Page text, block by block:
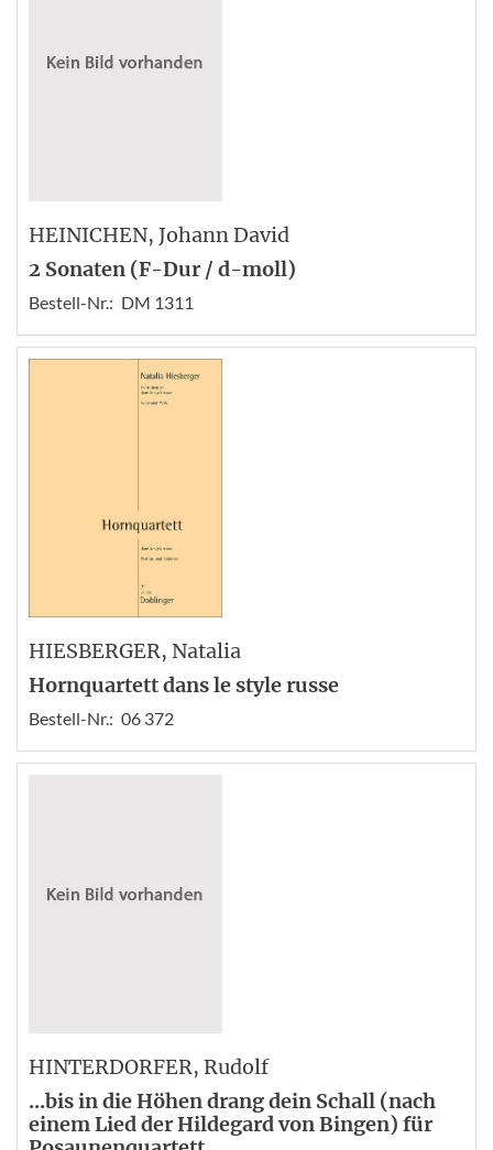
HEINICHEN, Johann David
2 Sonaten (F-Dur / d-moll)
Bestell-Nr.: DM 1311
HIESBERGER, Natalia
Hornquartett dans le style russe
Bestell-Nr.: 06 372
HINTERDORFER, Rudolf
...bis in die Höhen drang dein Schall (nach
einem Lied der Hildegard von Bingen) für